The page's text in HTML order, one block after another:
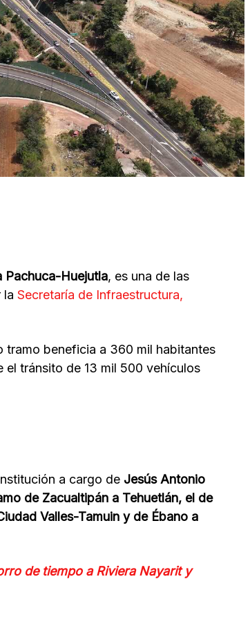
Pachuca-Huejutla, es una de las
la Secretaría de Infraestructura,
tramo beneficia a 360 mil habitantes
tránsito de 13 mil 500 vehículos
a cargo de Jesús Antonio
de Zacualtipán a Tehuetlán, el de
Valles-Tamuin y de Ébano a
de tiempo a Riviera Nayarit y